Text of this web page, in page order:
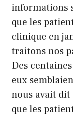
informations
que les
clinique en
traitons nos
Des
eux
nous avait dit
que les